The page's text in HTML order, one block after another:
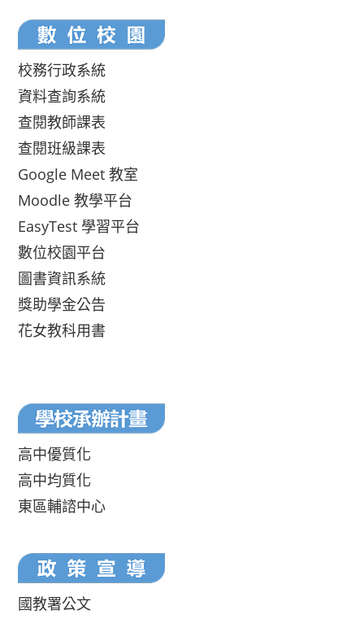
校務行政系統
資料查詢系統
查閱教師課表
查閱班級課表
Google Meet 教室
Moodle 教學平台
EasyTest 學習平台
數位校園平台
圖書資訊系統
獎助學金公告
花女教科用書
高中優質化
高中均質化
東區輔諮中心
國教署公文